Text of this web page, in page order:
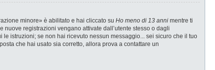
minore» è abilitato e hai cliccato su Ho meno di 13 anni mentre ti
registrazioni vengano attivate dall’utente stesso o dagli
istruzioni; se non hai ricevuto nessun messaggio... sei sicuro che il tuo
che hai usato sia corretto, allora prova a contattare un